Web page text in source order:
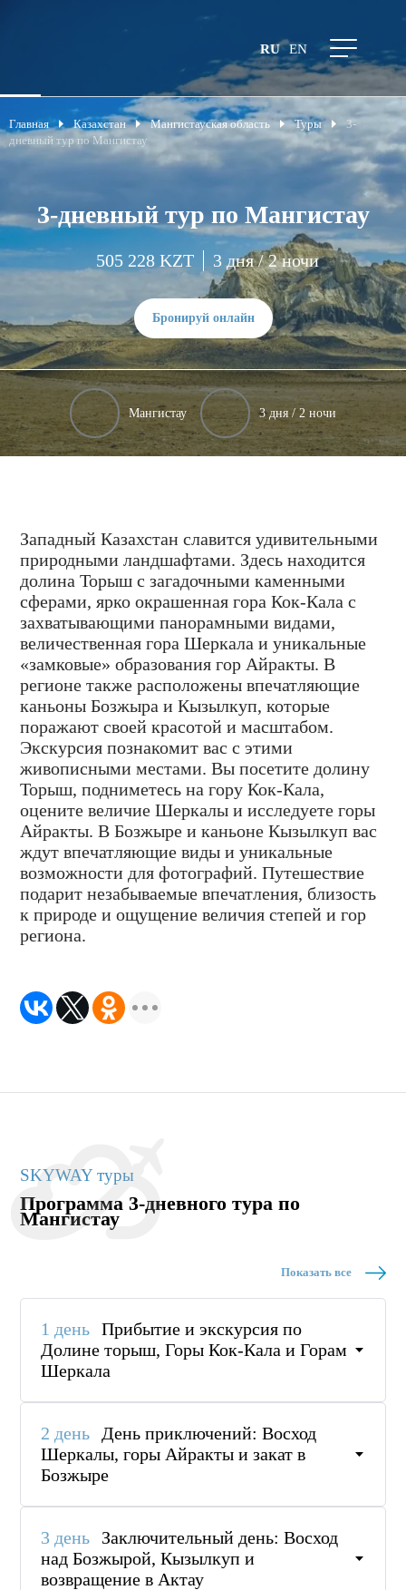
RU EN
Главная Казахстан Мангистауская область Туры
3-
дневный тур по Мангистау
3-дневный тур по Мангистау
505 228 KZT 3 дня / 2 ночи
Бронируй онлайн
Мангистау 3 дня / 2 ночи
Западный Казахстан славится удивительными
природными ландшафтами. Здесь находится
долина Торыш с загадочными каменными
сферами, ярко окрашенная гора Кок-Кала с
захватывающими панорамными видами,
величественная гора Шеркала и уникальные
«замковые» образования гор Айракты. В
регионе также расположены впечатляющие
каньоны Бозжыра и Кызылкуп, которые
поражают своей красотой и масштабом.
Экскурсия познакомит вас с этими
живописными местами. Вы посетите долину
Торыш, подниметесь на гору Кок-Кала,
оцените величие Шеркалы и исследуете горы
Айракты. В Бозжыре и каньоне Кызылкуп вас
ждут впечатляющие виды и уникальные
возможности для фотографий. Путешествие
подарит незабываемые впечатления, близость
к природе и ощущение величия степей и гор
региона.
SKYWAY туры
Программа 3-дневного тура по
Мангистау
Показать все
1 день
Прибытие и экскурсия по
Долине торыш, Горы Кок-Кала и Горам
Шеркала
2 день
День приключений: Восход
Шеркалы, горы Айракты и закат в
Бозжыре
3 день
Заключительный день: Восход
над Бозжырой, Кызылкуп и
возвращение в Актау